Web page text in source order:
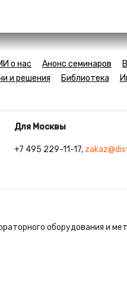
о нас Анонс семинаров
и решения
Библиотека
Для Москвы
+7 495 229-11-17,
оборудования и